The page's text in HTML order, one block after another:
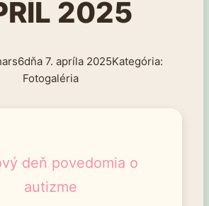
2025
7. apríla 2025
Fotogaléria
deň povedomia o
autizme